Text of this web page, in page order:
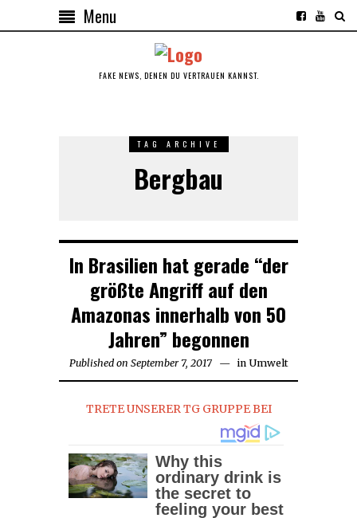
Menu
FAKE NEWS, DENEN DU VERTRAUEN KANNST.
TAG ARCHIVE
Bergbau
In Brasilien hat gerade “der
größte Angriff auf den
Amazonas innerhalb von 50
Jahren” begonnen
Published on September 7, 2017 in Umwelt
TRETE UNSERER TG GRUPPE BEI